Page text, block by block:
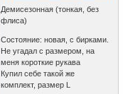
Демисезонная (тонкая, без
флиса)
Состояние: новая, с бирками.
Не угадал с размером, на
меня короткие рукава
Купил себе такой же
комплект, размер L